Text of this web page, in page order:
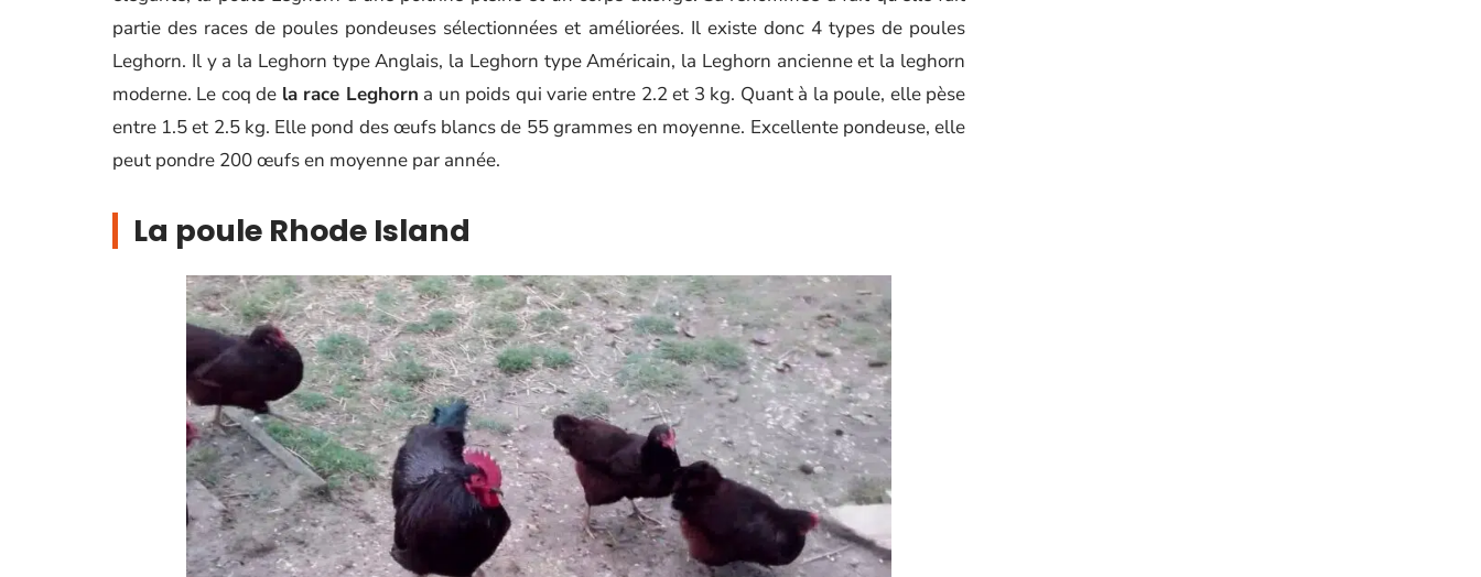
partie des races de poules pondeuses sélectionnées et améliorées. Il existe donc 4 types de poules
Leghorn. Il y a la Leghorn type Anglais, la Leghorn type Américain, la Leghorn ancienne et la leghorn
moderne. Le coq de la race Leghorn a un poids qui varie entre 2.2 et 3 kg. Quant à la poule, elle pèse
entre 1.5 et 2.5 kg. Elle pond des œufs blancs de 55 grammes en moyenne. Excellente pondeuse, elle
peut pondre 200 œufs en moyenne par année.
La poule Rhode Island